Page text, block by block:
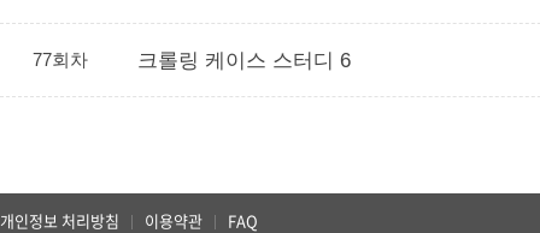
77회차 크롤링 케이스 스터디 6
개인정보 처리방침 | 이용약관 | FAQ